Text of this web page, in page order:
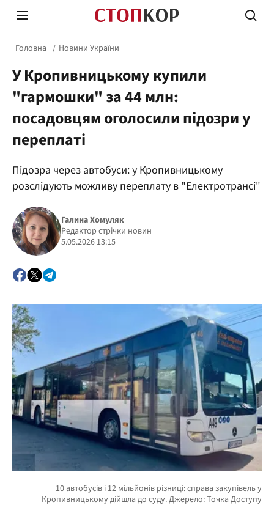
Стоп Політичній Корупції
Політика
Головна Новини України
У Кропивницькому купили
"гармошки" за 44 млн:
посадовцям оголосили підозри у
переплаті
Підозра через автобуси: у Кропивницькому
розслідують можливу переплату в "Електротрансі"
Галина Хомуляк
Редактор стрічки новин
5.05.2026 13:15